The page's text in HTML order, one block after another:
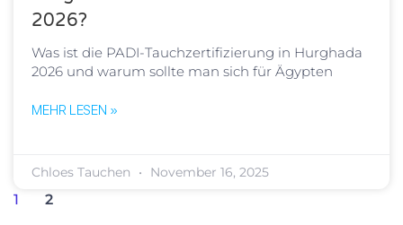
2026?
Was ist die PADI-Tauchzertifizierung in Hurghada
2026 und warum sollte man sich für Ägypten
MEHR LESEN »
Chloes Tauchen November 16, 2025
1 2